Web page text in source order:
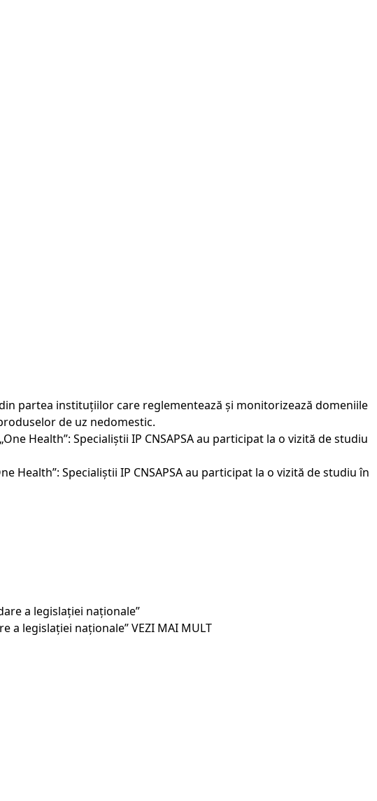
partea instituțiilor care reglementează și monitorizează domeniile
de uz nedomestic.
Specialiștii IP CNSAPSA au participat la o vizită de studiu în
a legislației naționale”VEZI MAI MULT